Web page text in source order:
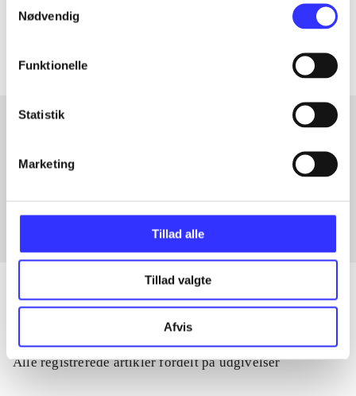
Nødvendig
Funktionelle
Statistik
Marketing
Tillad alle
Tillad valgte
Afvis
Artiklerne i
Artikler med samme emner
Artikler
Alle registrerede artikler fordelt på udgivelser